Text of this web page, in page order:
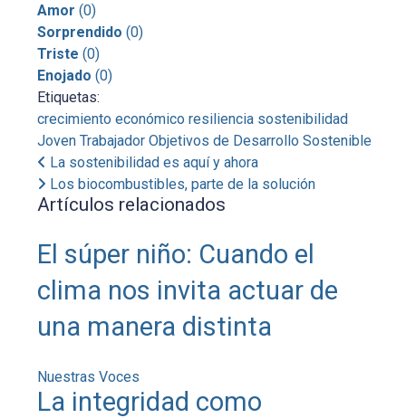
Amor (0)
Sorprendido (0)
Triste (0)
Enojado (0)
Etiquetas:
crecimiento económico resiliencia sostenibilidad
Joven Trabajador Objetivos de Desarrollo Sostenible
La sostenibilidad es aquí y ahora
Los biocombustibles, parte de la solución
Artículos relacionados
El súper niño: Cuando el
clima nos invita actuar de
una manera distinta
Nuestras Voces
La integridad como